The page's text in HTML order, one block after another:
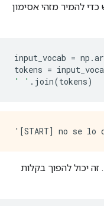
להמיר מזהי אסימון
input_vocab = np .
tokens =
' ' . join(tokens)
יכול להפוך בקלות